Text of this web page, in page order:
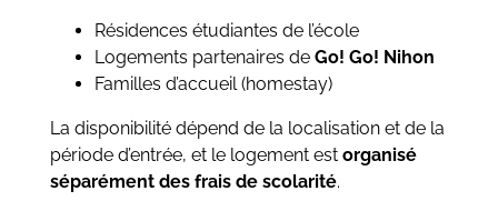
Résidences étudiantes de l’école
Logements partenaires de Go! Go! Nihon
Familles d’accueil (homestay)
La disponibilité dépend de la localisation et de la
période d’entrée, et le logement est organisé
séparément des frais de scolarité.